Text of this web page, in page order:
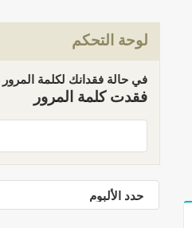
لوحة التحكم
في حالة فقدانك لكلمة
فقدت كلمة المرور